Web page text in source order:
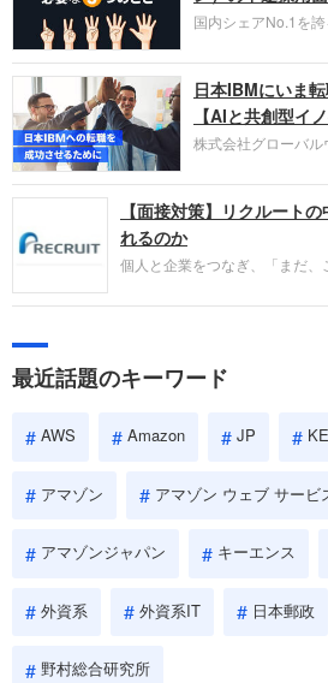
社です。採用面接対
い。
国内シェアNo.1を誇
圧倒的な存在感を
過去の具体的な業務
失敗からの学びが
ィットも評価対象と
であるかを多角的に
日本IBMにいま
【AIと共創型イ
株式会社グローバル
パーソンが利用す
ネ」の転職エージ
IBMです。採用面接
い。
【面接対策】リクルート
れるのか
個人と企業をつなぎ、「まだ、
やこれまでの成果を具体的に
しょう。
最近話題のキーワード
AWS Amazon JP
アマゾン アマゾン ウェブ サービ
アマゾンジャパン キーエンス
外資系 外資系IT 日本郵政
野村総合研究所